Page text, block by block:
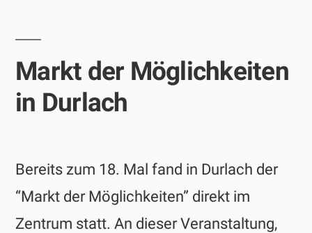
Markt der Möglichkeiten
in Durlach
Bereits zum 18. Mal fand in Durlach der
“Markt der Möglichkeiten” direkt im
Zentrum statt. An dieser Veranstaltung,